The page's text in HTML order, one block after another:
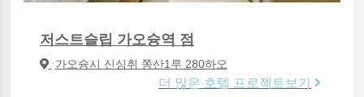
저스트슬립 가오슝역 점
가오슝시 신싱취 쫑산1루 280하오
더 많은 호텔 프로젝트보기